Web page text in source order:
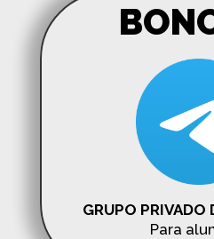
GRUPO PRIVADO
Para